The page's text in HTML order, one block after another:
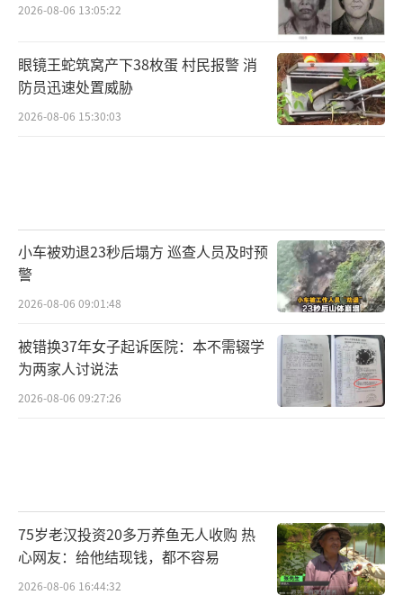
2026-08-06 13:05:22
眼镜王蛇筑窝产下38枚蛋 村民报警 消
防员迅速处置威胁
2026-08-06 15:30:03
小车被劝退23秒后塌方 巡查人员及时预
警
2026-08-06 09:01:48
被错换37年女子起诉医院：本不需辍学
为两家人讨说法
2026-08-06 09:27:26
75岁老汉投资20多万养鱼无人收购 热
心网友：给他结现钱，都不容易
2026-08-06 16:44:32